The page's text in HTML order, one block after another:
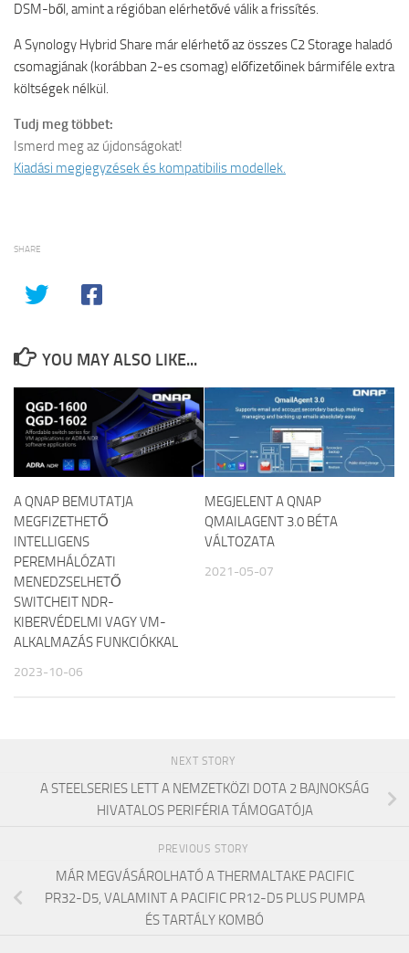
DSM-ből, amint a régióban elérhetővé válik a frissítés.
A Synology Hybrid Share már elérhető az összes C2 Storage haladó
csomagjának (korábban 2-es csomag) előfizetőinek bármiféle extra
költségek nélkül.
Tudj meg többet:
Ismerd meg az újdonságokat!
Kiadási megjegyzések és kompatibilis modellek.
SHARE
YOU MAY ALSO LIKE...
A QNAP BEMUTATJA
MEGFIZETHETŐ
INTELLIGENS
PEREMHÁLÓZATI
MENEDZSELHETŐ
SWITCHEIT NDR-
KIBERVÉDELMI VAGY VM-
ALKALMAZÁS FUNKCIÓKKAL
2023-10-06
MEGJELENT A QNAP
QMAILAGENT 3.0 BÉTA
VÁLTOZATA
2021-05-07
NEXT STORY
A STEELSERIES LETT A NEMZETKÖZI DOTA 2 BAJNOKSÁG
HIVATALOS PERIFÉRIA TÁMOGATÓJA
PREVIOUS STORY
MÁR MEGVÁSÁROLHATÓ A THERMALTAKE PACIFIC
PR32-D5, VALAMINT A PACIFIC PR12-D5 PLUS PUMPA
ÉS TARTÁLY KOMBÓ